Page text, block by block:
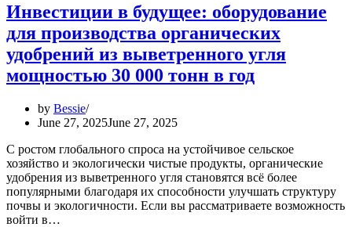
Инвестиции в будущее: оборудование
для производства органических
удобрений из выветренного угля
мощностью 30 000 тонн в год
by Bessie
June 27, 2025June 27, 2025
С ростом глобального спроса на устойчивое сельское
хозяйство и экологически чистые продукты, органические
удобрения из выветренного угля становятся всё более
популярными благодаря их способности улучшать структуру
почвы и экологичности. Если вы рассматриваете возможность
войти в…